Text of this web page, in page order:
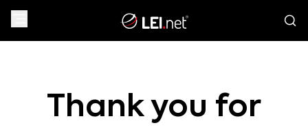
Thank you for